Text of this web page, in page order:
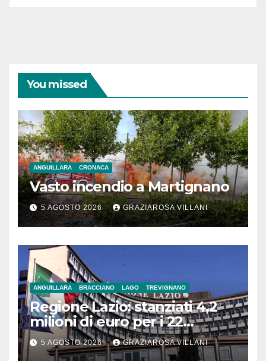
You missed
ANGUILLARA CRONACA
Vasto incendio a Martignano
5 AGOSTO 2026 GRAZIAROSA VILLANI
ANGUILLARA BRACCIANO LAGO TREVIGNANO
Regione Lazio: stanziati 4,2
milioni di euro per i 22
Comuni dell’Etruria
Meridionale
5 AGOSTO 2026 GRAZIAROSA VILLANI